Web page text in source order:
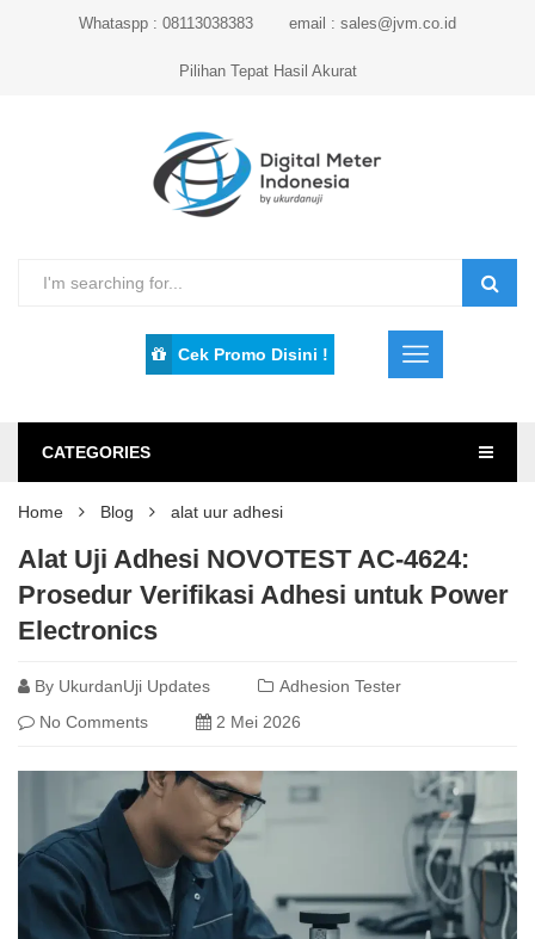
Whataspp : 08113038383 email : sales@jvm.co.id
Pilihan Tepat Hasil Akurat
Cek Promo Disini !
CATEGORIES
Home Blog alat uur adhesi
Alat Uji Adhesi NOVOTEST AC-4624:
Prosedur Verifikasi Adhesi untuk Power
Electronics
By UkurdanUji Updates
Adhesion Tester
No Comments
2 Mei 2026